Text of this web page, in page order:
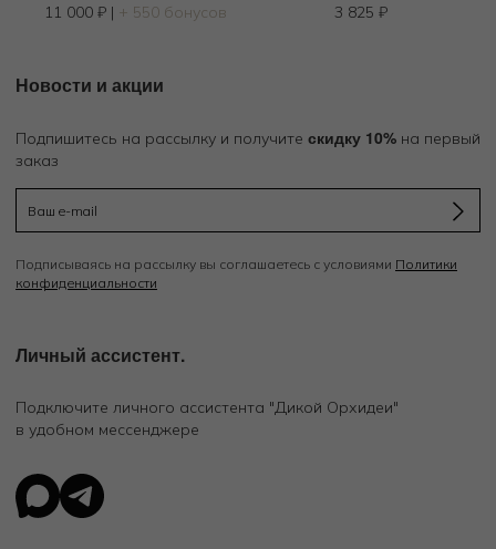
11 000 ₽| + 550 бонусов 3 825 ₽
Новости и акции
Подпишитесь на рассылку и получите скидку 10% на первый
заказ
Подписываясь на рассылку вы соглашаетесь с условиями Политики
конфиденциальности
Личный ассистент.
Подключите личного ассистента "Дикой Орхидеи"
в удобном мессенджере